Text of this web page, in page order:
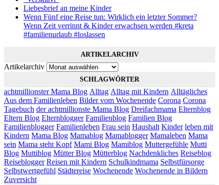
Liebesbrief an meine Kinder
Wenn Fünf eine Reise tun: Wirklich ein letzter Sommer?
Wenn Zeit verrinnt & Kinder erwachsen werden #kreta
#familienurlaub #loslassen
ARTIKELARCHIV
Artikelarchiv
SCHLAGWÖRTER
achtmillionster Mama Blog Alltag Alltag mit Kindern Alltägliches
Aus dem Familienleben Bilder vom Wochenende Corona Corona
Tagebuch der achtmillionste Mama Blog Dreifachmama Elternblog
Eltern Blog Elternblogger Familienblog Familien Blog
Familienblogger Familienleben Frau sein Haushalt Kinder leben mit
Kindern Mama Blog Mamablog Mamablogger Mamaleben Mama
sein Mama steht Kopf Mami Blog Mamiblog Muttergefühle Mutti
Blog Muttiblog Mütter Blog Mütterblog Nachdenkliches Reiseblog
Reiseblogger Reisen mit Kindern Schulkindmama Selbstfürsorge
Selbstwertgefühl Städtereise Wochenende Wochenende in Bildern
Zuversicht